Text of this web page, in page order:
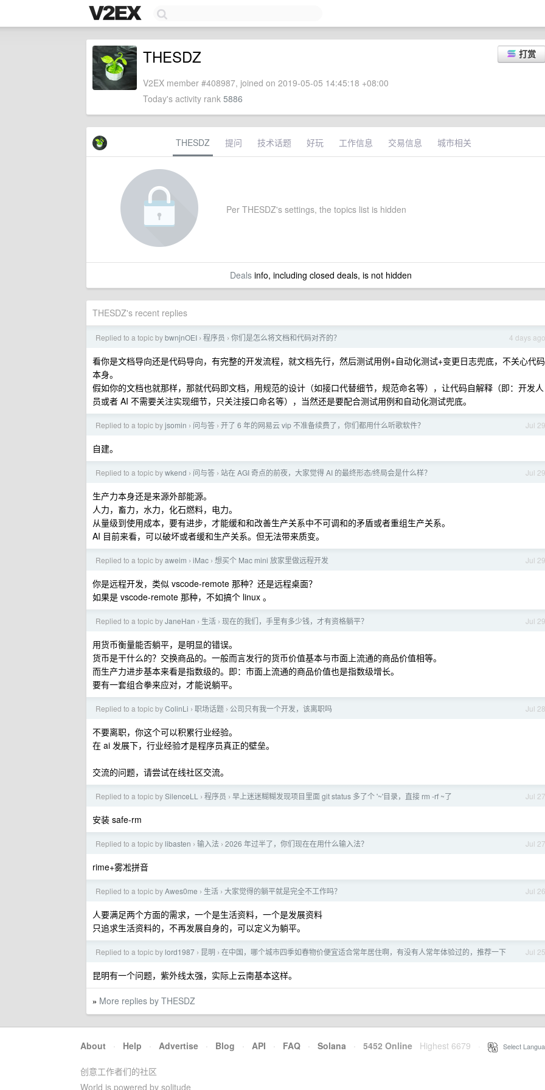
打赏
THESDZ
V2EX member #408987, joined on 2019-05-05 14:45:18 +08:00
Today's activity rank 5886
THESDZ 提问 技术话题 好玩 工作信息 交易信息 城市相关
Per THESDZ's settings, the topics list is hidden
Dealsinfo, including closed deals, is not hidden
THESDZ's recent replies
4 days ago
Replied to a topic bybwnjnOEI › 程序员 › 你们是怎么将文档和代码对齐的？
看你是文档导向还是代码导向，有完整的开发流程，就文档先行，然后测试用例+自动化测试+变更日志兜底，不关心代码
本身。
假如你的文档也就那样，那就代码即文档，用规范的设计（如接口代替细节，规范命名等），让代码自解释（即：开发人
员或者 AI 不需要关注实现细节，只关注接口命名等），当然还是要配合测试用例和自动化测试兜底。
Jul 29
Replied to a topic byjsomin › 问与答 › 开了 6 年的网易云 vip 不准备续费了，你们都用什么听歌软件？
自建。
Jul 29
Replied to a topic bywkend › 问与答 › 站在 AGI 奇点的前夜，大家觉得 AI 的最终形态/终局会是什么样？
生产力本身还是来源外部能源。
人力，畜力，水力，化石燃料，电力。
从量级到使用成本，要有进步，才能缓和和改善生产关系中不可调和的矛盾或者重组生产关系。
AI 目前来看，可以破坏或者缓和生产关系。但无法带来质变。
Jul 29
Replied to a topic byaweim › iMac › 想买个 Mac mini 放家里做远程开发
你是远程开发，类似 vscode-remote 那种？还是远程桌面？
如果是 vscode-remote 那种，不如搞个 linux 。
Jul 29
Replied to a topic byJaneHan › 生活 › 现在的我们，手里有多少钱，才有资格躺平？
用货币衡量能否躺平，是明显的错误。
货币是干什么的？交换商品的。一般而言发行的货币价值基本与市面上流通的商品价值相等。
而生产力进步基本来看是指数级的。即：市面上流通的商品价值也是指数级增长。
要有一套组合拳来应对，才能说躺平。
Jul 28
Replied to a topic byColinLi › 职场话题 › 公司只有我一个开发，该离职吗
不要离职，你这个可以积累行业经验。
在 ai 发展下，行业经验才是程序员真正的壁垒。
交流的问题，请尝试在线社区交流。
Jul 27
Replied to a topic bySilenceLL › 程序员 › 早上迷迷糊糊发现项目里面 git status 多了个 '~'目录，直接 rm -rf ~了
安装 safe-rm
Jul 27
Replied to a topic by libasten › 输入法 › 2026 年过半了，你们现在在用什么输入法？
rime+雾凇拼音
Jul 26
Replied to a topic byAwes0me › 生活 › 大家觉得的躺平就是完全不工作吗？
人要满足两个方面的需求，一个是生活资料，一个是发展资料
只追求生活资料的，不再发展自身的，可以定义为躺平。
Jul 25
Replied to a topic by lord1987 › 昆明 › 在中国，哪个城市四季如春物价便宜适合常年居住啊，有没有人常年体验过的，推荐一下
昆明有一个问题，紫外线太强，实际上云南基本这样。
» More replies by THESDZ
About · Help · Advertise · Blog · API · FAQ · Solana · 5452 Online Highest 6679 Select
创意工作者们的社区
World is powered by solitude